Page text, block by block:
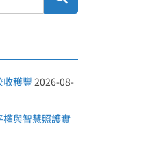
收穫豐 2026-08-
與智慧照護實